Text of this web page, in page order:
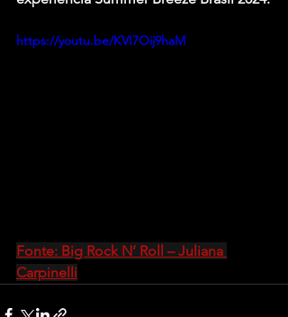
https://youtu.be/KVI7Oij9haM
Fonte: Big Rock N’ Roll – Juliana
Carpinelli